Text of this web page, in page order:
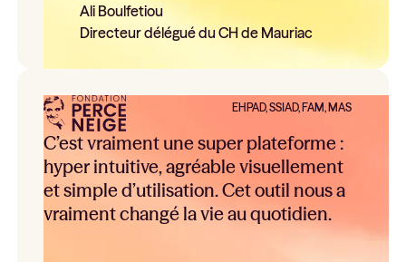
Ali Boulfetiou
Directeur délégué du CH de Mauriac
EHPAD, SSIAD, FAM, MAS
C’est vraiment une super plateforme :
hyper intuitive, agréable visuellement
et simple d’utilisation. Cet outil nous a
vraiment changé la vie au quotidien.